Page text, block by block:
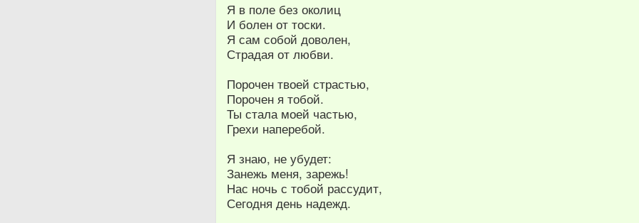
Я в поле без околиц
И болен от тоски.
Я сам собой доволен,
Страдая от любви.
Порочен твоей страстью,
Порочен я тобой.
Ты стала моей частью,
Грехи наперебой.
Я знаю, не убудет:
Занежь меня, зарежь!
Нас ночь с тобой рассудит,
Сегодня день надежд.